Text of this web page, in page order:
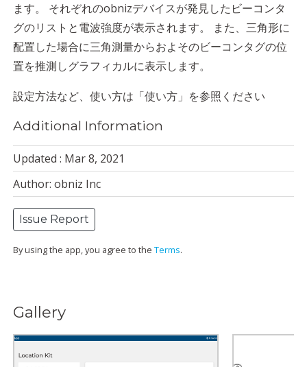
ます。 それぞれのobnizデバイスが発見したビーコンタ
グのリストと電波強度が表示されます。 また、三角形に
配置した場合に三角測量からおよそのビーコンタグの位
置を推測しグラフィカルに表示します。
設定方法など、使い方は「使い方」を参照ください
Additional Information
Updated : Mar 8, 2021
Author: obniz Inc
Issue Report
By using the app, you agree to the Terms.
Gallery